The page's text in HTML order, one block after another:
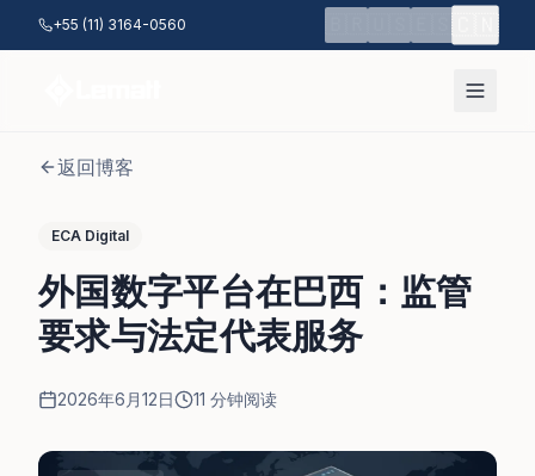
跳至主要内容+55 (11) 3164-0560 🇪🇸🇨🇳
返回博客
ECA Digital
外国数字平台在巴西：监管
要求与法定代表服务
2026年6月12日 11 分钟阅读